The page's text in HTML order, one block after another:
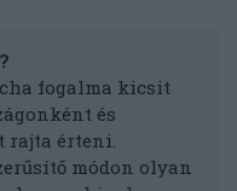
fogalma kicsit
és
rajta érteni.
módon olyan